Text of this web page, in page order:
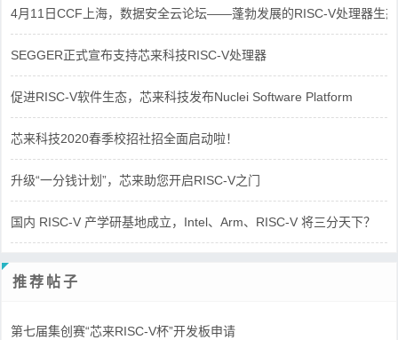
4月11日CCF上海，数据安全云论坛——蓬勃发展的RISC-V处理器生态
SEGGER正式宣布支持芯来科技RISC-V处理器
促进RISC-V软件生态，芯来科技发布Nuclei Software Platform
芯来科技2020春季校招社招全面启动啦！
升级“一分钱计划”，芯来助您开启RISC-V之门
国内 RISC-V 产学研基地成立，Intel、Arm、RISC-V 将三分天下？
推荐帖子
第七届集创赛“芯来RISC-V杯”开发板申请